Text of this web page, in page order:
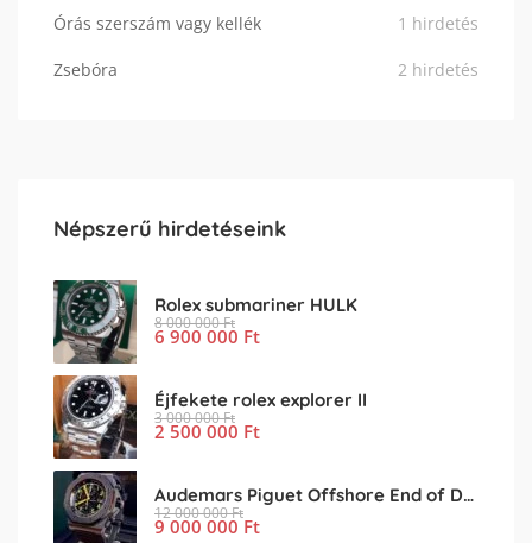
Órás szerszám vagy kellék 1 hirdetés
Zsebóra 2 hirdetés
Népszerű hirdetéseink
Rolex submariner HULK
8 000 000Ft
6 900 000 Ft
Éjfekete rolex explorer II
3 000 000Ft
2 500 000 Ft
Audemars Piguet Offshore End of Days
12 000 000Ft
9 000 000Ft